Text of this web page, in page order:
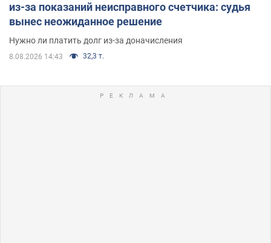
из-за показаний неисправного счетчика: судья
вынес неожиданное решение
Нужно ли платить долг из-за доначисления
8.08.2026 14:43 32,3 т.